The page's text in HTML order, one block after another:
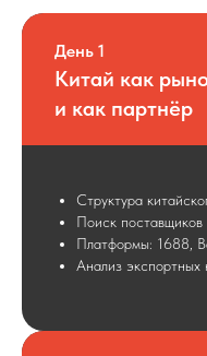
День 1
Китай как
и как партнёр
Структура
Поиск поставщиков
Платформы: 1688,
Анализ